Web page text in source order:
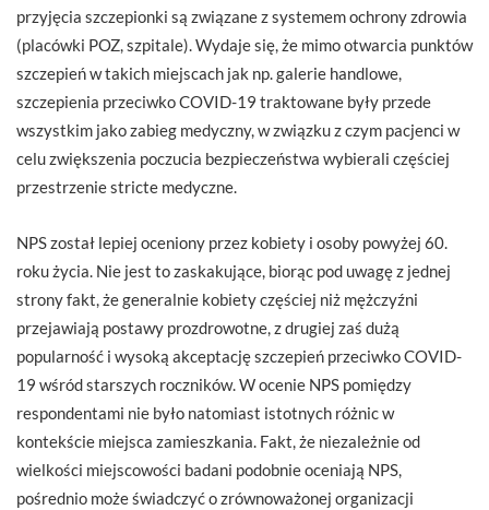
przyjęcia szczepionki są związane z systemem ochrony zdrowia
(placówki POZ, szpitale). Wydaje się, że mimo otwarcia punktów
szczepień w takich miejscach jak np. galerie handlowe,
szczepienia przeciwko COVID-19 traktowane były przede
wszystkim jako zabieg medyczny, w związku z czym pacjenci w
celu zwiększenia poczucia bezpieczeństwa wybierali częściej
przestrzenie stricte medyczne.
NPS został lepiej oceniony przez kobiety i osoby powyżej 60.
roku życia. Nie jest to zaskakujące, biorąc pod uwagę z jednej
strony fakt, że generalnie kobiety częściej niż mężczyźni
przejawiają postawy prozdrowotne, z drugiej zaś dużą
popularność i wysoką akceptację szczepień przeciwko COVID-
19 wśród starszych roczników. W ocenie NPS pomiędzy
respondentami nie było natomiast istotnych różnic w
kontekście miejsca zamieszkania. Fakt, że niezależnie od
wielkości miejscowości badani podobnie oceniają NPS,
pośrednio może świadczyć o zrównoważonej organizacji